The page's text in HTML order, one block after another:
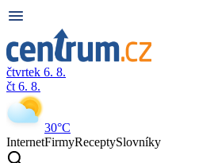
čtvrtek 6. 8.
čt 6. 8.
30°C
InternetFirmyReceptySlovníky